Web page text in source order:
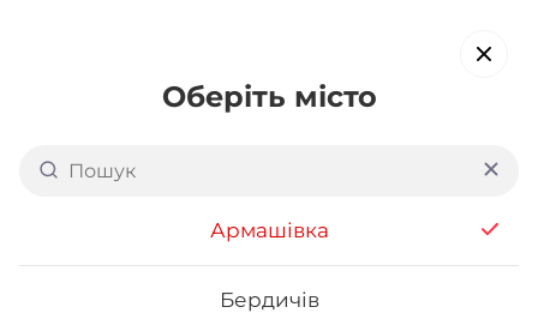
Оберіть місто
Армашівка
Бердичів
Доставка суші в
обирайте страви, які вам подобаються про все інше ми
подбаємо